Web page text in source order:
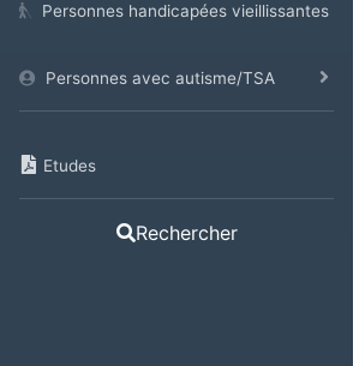
Personnes handicapées vieillissantes
Personnes avec autisme/TSA
Etudes
Rechercher